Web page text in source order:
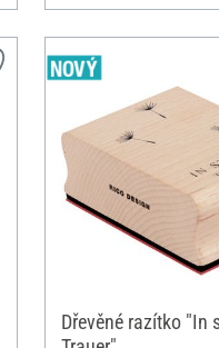
Dřevěné razítko "In